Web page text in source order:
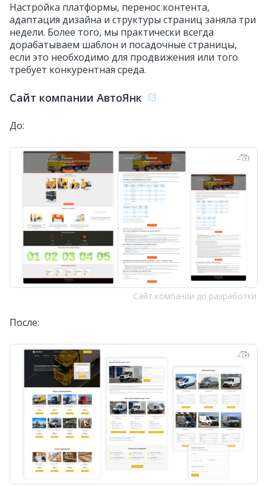
Настройка платформы, перенос контента,
адаптация дизайна и структуры страниц заняла три
недели. Более того, мы практически всегда
дорабатываем шаблон и посадочные страницы,
если это необходимо для продвижения или того
требует конкурентная среда.
Сайт компании АвтоЯнк
До:
Сайт компании до разработки
После: